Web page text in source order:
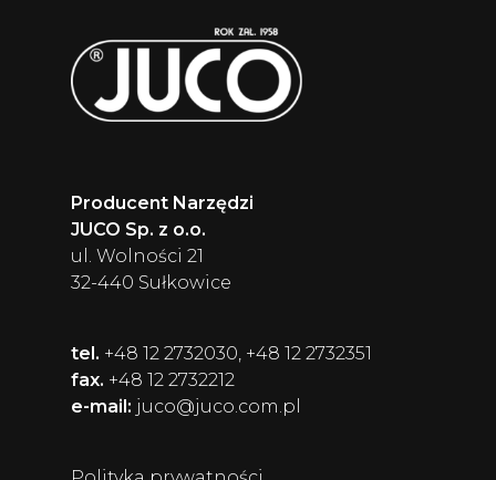
Producent Narzędzi
JUCO Sp. z o.o.
ul. Wolności 21
32-440 Sułkowice
tel. +48 12 2732030, +48 12 2732351
fax. +48 12 2732212
e-mail: juco@juco.com.pl